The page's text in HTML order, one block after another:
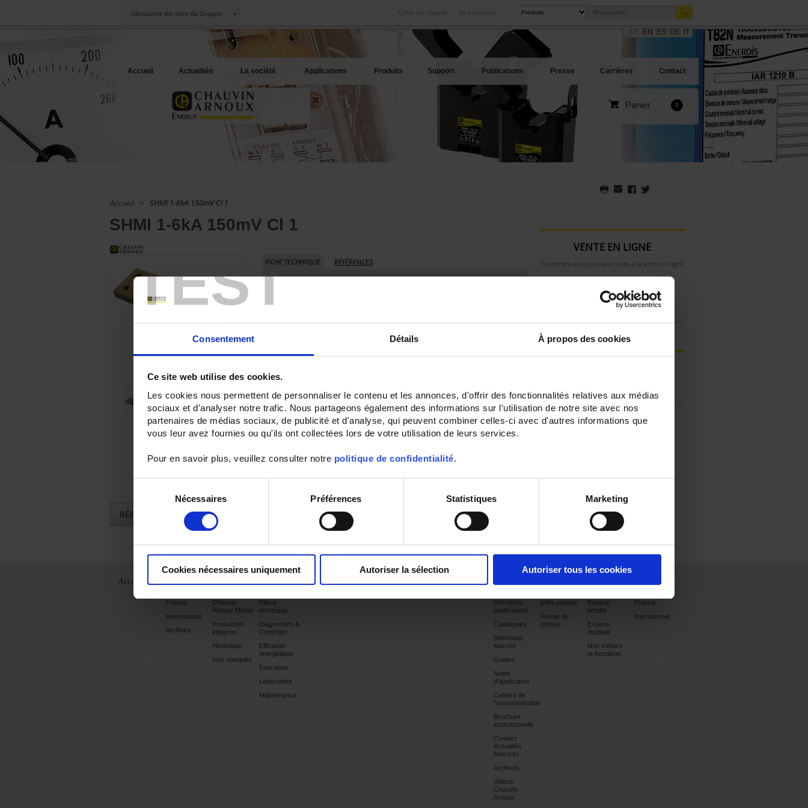
TEST
Consentement Détails À propos des cookies
Ce site web utilise des cookies.
Les cookies nous permettent de personnaliser le contenu et les annonces, d'offrir des fonctionnalités relatives aux médias
sociaux et d'analyser notre trafic. Nous partageons également des informations sur l'utilisation de notre site avec nos
partenaires de médias sociaux, de publicité et d'analyse, qui peuvent combiner celles-ci avec d'autres informations que
vous leur avez fournies ou qu'ils ont collectées lors de votre utilisation de leurs services.
Pour en savoir plus, veuillez consulter notre politique de confidentialité.
consentement
Nécessaires Préférences Statistiques Marketing
Cookies nécessaires uniquement Autoriser la sélection Autoriser tous les cookies
Découvrez les sites du Groupe Se connecter
Créer un compte
Sociétés
Une offre à votre service
International
Nos filiales à l'étranger
Sites produits
Nos meilleures offres
EN ES DE IT
Accueil Actualités La société Applications Produits Support Publications Presse Carrières Contact
Panier 0
Accueil SHMI 1-6kA 150mV Cl 1
SHMI 1-6kA 150mV Cl 1
FICHE TECHNIQUE RÉFÉRENCES
Chute de tension : 150mV
Calibres : 1000A à 1500A
Norme de référence : NF C 42-151
RÉFÉRENCES
VENTE EN LIGNE
Connectez-vous pour avoir accès à la vente en ligne.
Connexion
technicien support
Accueil
France
International
Archives
Chauvin
Arnoux Metrix
Production
intégrée
Historique
Nos marques
Filière
électrique
Diagnostics &
Contrôles
Efficacité
énergétique
Education
Laboratoire
Maintenance
Produits
Dernières
publications
Catalogues
Sélections
Marché
Guides
Notes
d'application
Cahiers de
l'instrumentation
Brochure
institutionnelle
Contact
Actualités
Mesures
Archives
Vidéos
Chauvin
Arnoux
Infos presse
Revue de
presse
Espace
emploi
Espace
étudiant
Nos métiers
et fonctions
France
International